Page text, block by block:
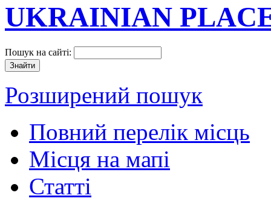
UKRAINIAN
Пошук на сайті:
Розширений пошук
Повний перелік місць
Місця на мапі
Статті